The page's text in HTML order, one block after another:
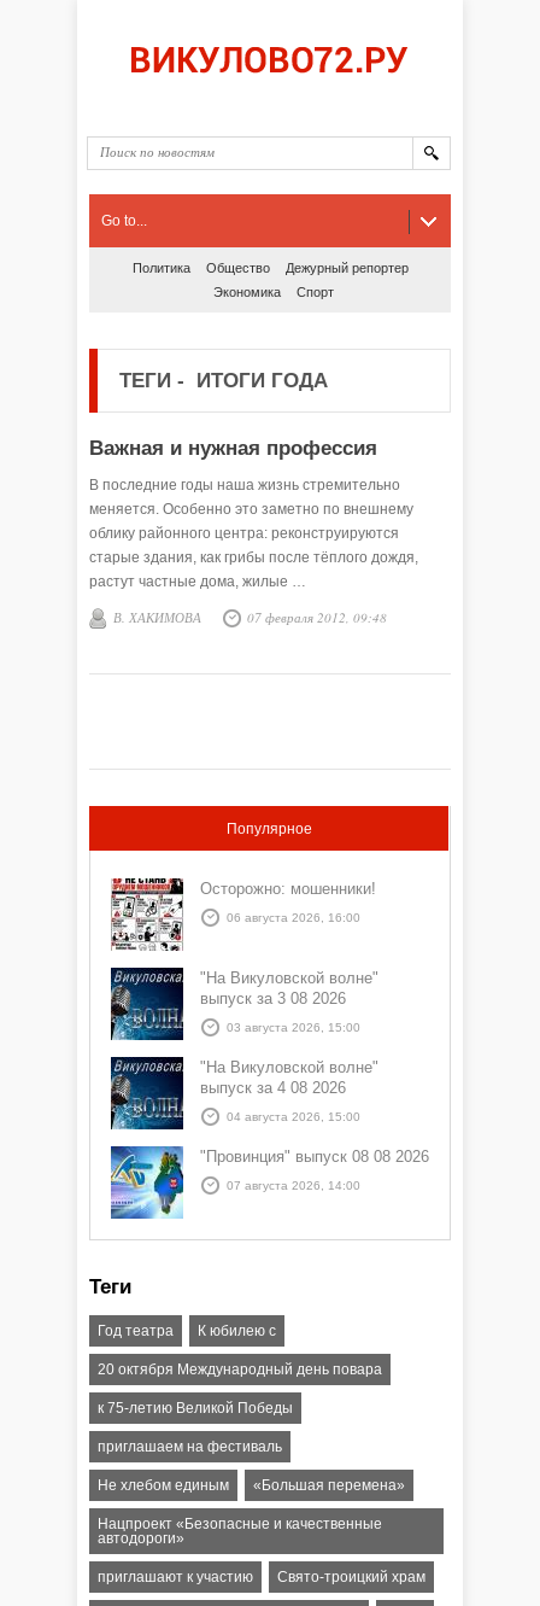
Go to...
Политика Общество
Дежурный репортер
Экономика
Спорт
ТЕГИ - ИТОГИ ГОДА
Важная и нужная профессия
В последние годы наша жизнь стремительно
меняется. Особенно это заметно по внешнему
облику районного центра: реконструируются
старые здания, как грибы после тёплого дождя,
растут частные дома, жилые …
В. ХАКИМОВА 07 февраля 2012, 09:48
Популярное
Осторожно: мошенники!
06 августа 2026, 16:00
"На Викуловской волне"
выпуск за 3 08 2026
03 августа 2026, 15:00
"На Викуловской волне"
выпуск за 4 08 2026
04 августа 2026, 15:00
"Провинция" выпуск 08 08 2026
07 августа 2026, 14:00
Теги
Год театра К юбилею с
20 октября Международный день повара
к 75-летию Великой Победы
приглашаем на фестиваль
Не хлебом единым «Большая перемена»
Нацпроект «Безопасные и качественные
автодороги»
приглашают к участию Свято-троицкий храм